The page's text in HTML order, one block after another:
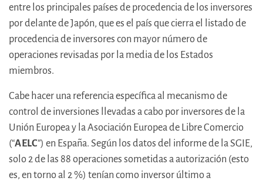
entre los principales países de procedencia de los inversores
por delante de Japón, que es el país que cierra el listado de
procedencia de inversores con mayor número de
operaciones revisadas por la media de los Estados
miembros.
Cabe hacer una referencia específica al mecanismo de
control de inversiones llevadas a cabo por inversores de la
Unión Europea y la Asociación Europea de Libre Comercio
(“AELC”) en España. Según los datos del informe de la SGIE,
solo 2 de las 88 operaciones sometidas a autorización (esto
es, en torno al 2 %) tenían como inversor último a